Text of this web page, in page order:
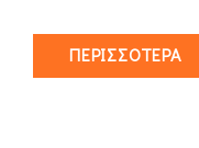
ΠΕΡΙΣΣΌΤΕΡΑ